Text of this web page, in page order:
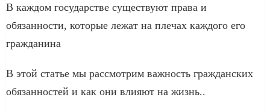
В каждом государстве существуют права и
обязанности, которые лежат на плечах каждого его
гражданина
В этой статье мы рассмотрим важность гражданских
обязанностей и как они влияют на жизнь..